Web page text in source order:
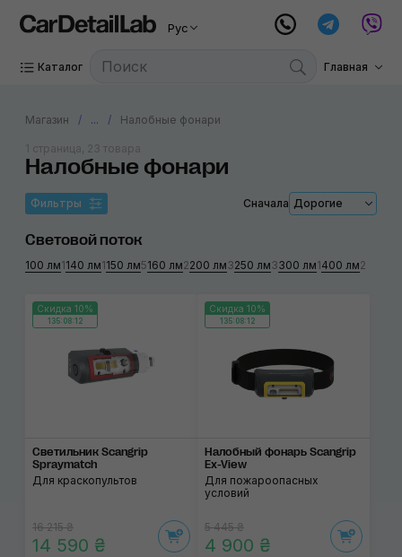
Рус
Каталог Главная
Магазин ... Налобные фонари
Налобные фонари
1 страница, 23 товара
Фильтры Сначала Дорогие
Световой поток
100 лм1140 лм1150 лм5160 лм2200 лм3250 лм3300 лм1400 лм2
Скидка 10%
135:08:12
Светильник Scangrip
Spraymatch
Для краскопультов
16 215 ₴
14 590 ₴
Скидка 10%
135:08:12
Налобный фонарь Scangrip
Ex-View
Для пожароопасных
условий
5 445 ₴
4 900 ₴